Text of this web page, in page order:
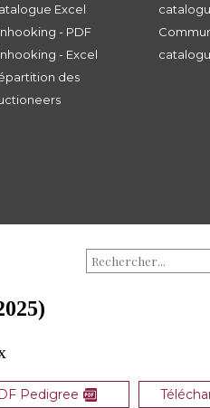
Excel
- PDF
- Excel
des
Pedigree